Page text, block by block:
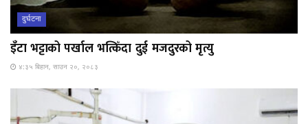
दुर्घटना
इँटा भट्टाको पर्खाल भत्किँदा दुई मजदुरको मृत्यु
४:३५ बिहान, साउन २०, २०८३